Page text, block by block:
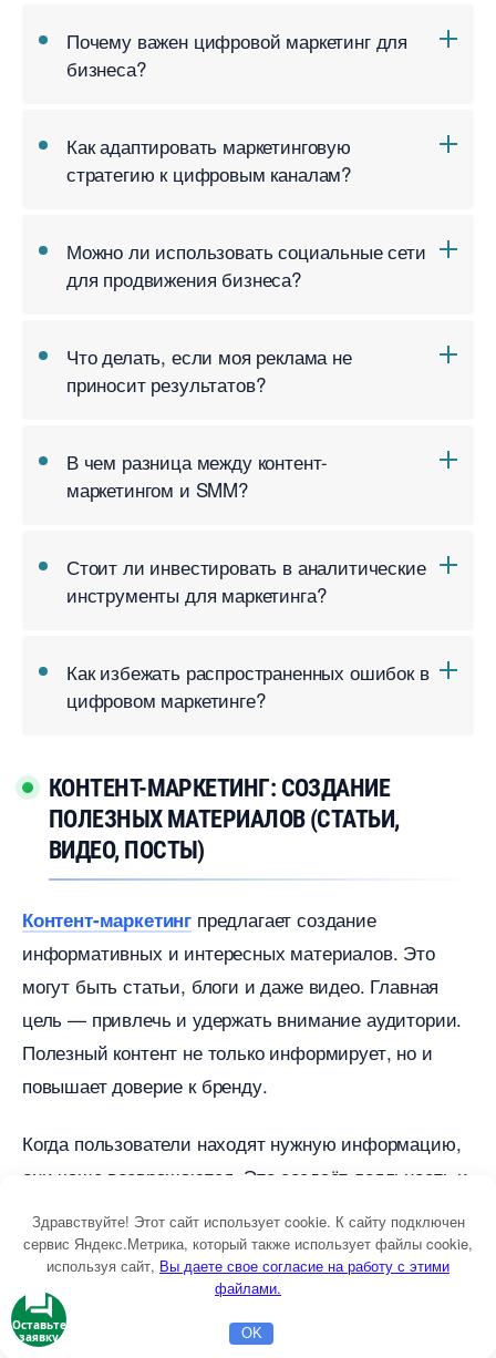
Почему важен цифровой маркетинг для
изнеса?
Как адаптировать маркетинговую
стратегию к цифровым каналам?
Можно ли использовать социальные сети
для продвижения бизнеса?
Что делать, если моя реклама не
приносит результатов?
чем разница между контент-
маркетингом и SMM?
Стоит ли инвестировать в аналитические
инструменты для маркетинга?
Как избежать распространенных ошибок
цифровом маркетинге?
КОНТЕНТ-МАРКЕТИНГ: СОЗДАНИЕ
ПОЛЕЗНЫХ МАТЕРИАЛОВ (СТАТЬИ,
ИДЕО, ПОСТЫ)
Контент-маркетин предлагает создание
информативных и интересных материалов. Это
могут быть статьи, блоги и даже видео. Главная
цель — привлечь и удержать внимание аудитории.
Полезный контент не только информирует, но и
повышает доверие к бренду.
Когда пользователи находят нужную информацию,
они чаще возвращаются. Это создаёт лояльность и
способствует росту продаж. Ключевыми аспектами
тут являются регулярность и качество. Хороший
контент должен решать проблемы, с которыми
сталкиваются аудитории.
Здравствуйте! Этот сайт использует cookie. К сайту подключен
сервис Яндекс.Метрика, который также использует файлы cookie,
используя сайт, ы даете свое согласие на работу с этими
файлами.
OK
Оставьте
заявку